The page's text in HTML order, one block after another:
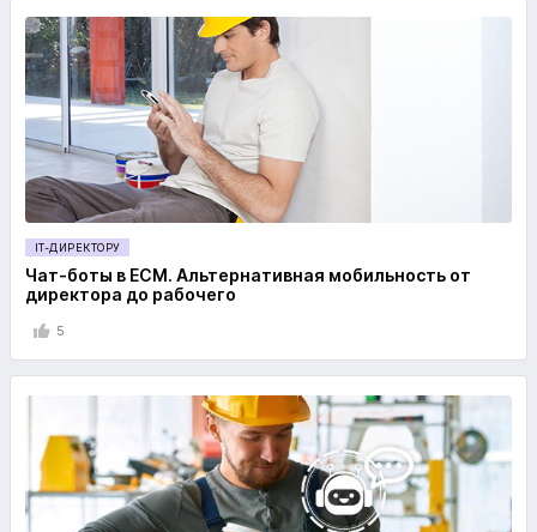
IT-ДИРЕКТОРУ
Чат-боты в ECM. Альтернативная мобильность от
директора до рабочего
5